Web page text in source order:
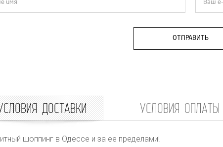
ОТПРАВИТЬ
ДОСТАВКИ УСЛОВИЯ ОПЛАТЫ
шоппинг в Одессе и за ее пределами!